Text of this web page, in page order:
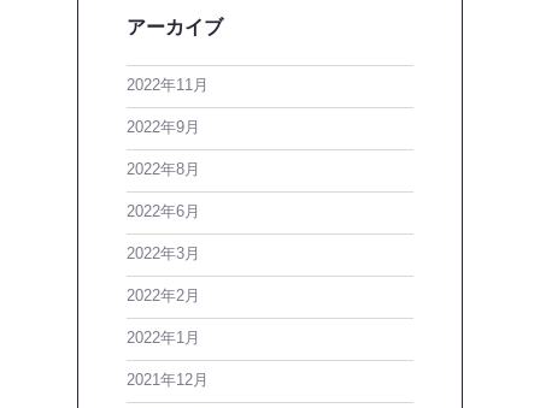
アーカイブ
2022年11月
2022年9月
2022年8月
2022年6月
2022年3月
2022年2月
2022年1月
2021年12月